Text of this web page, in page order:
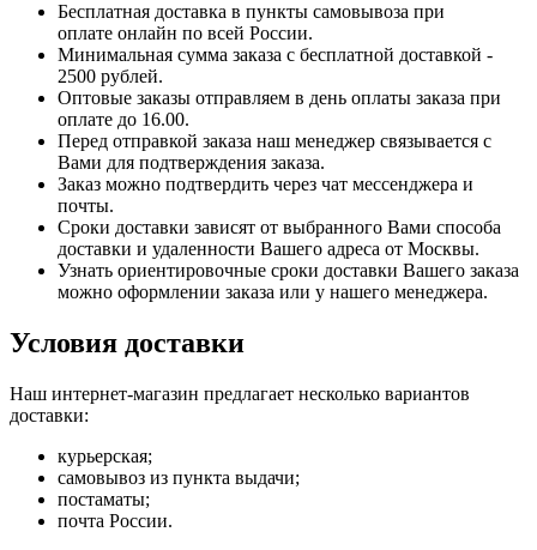
Бесплатная доставка в пункты самовывоза при
оплате онлайн по всей России.
Минимальная сумма заказа с бесплатной доставкой -
2500 рублей.
Оптовые заказы отправляем в день оплаты заказа при
оплате до 16.00.
Перед отправкой заказа наш менеджер связывается с
Вами для подтверждения заказа.
Заказ можно подтвердить через чат мессенджера и
почты.
Сроки доставки зависят от выбранного Вами способа
доставки и удаленности Вашего адреса от Москвы.
Узнать ориентировочные сроки доставки Вашего заказа
можно оформлении заказа или у нашего менеджера.
Условия доставки
Наш интернет-магазин предлагает несколько вариантов
доставки:
курьерская;
самовывоз из пункта выдачи;
постаматы;
почта России.